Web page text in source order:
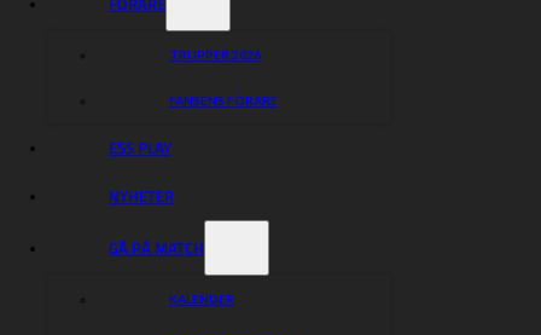
TRUPPER 2026
FANSENS FÖRARE
ESS PLAY
NYHETER
GÅ PÅ MATCH
KALENDER